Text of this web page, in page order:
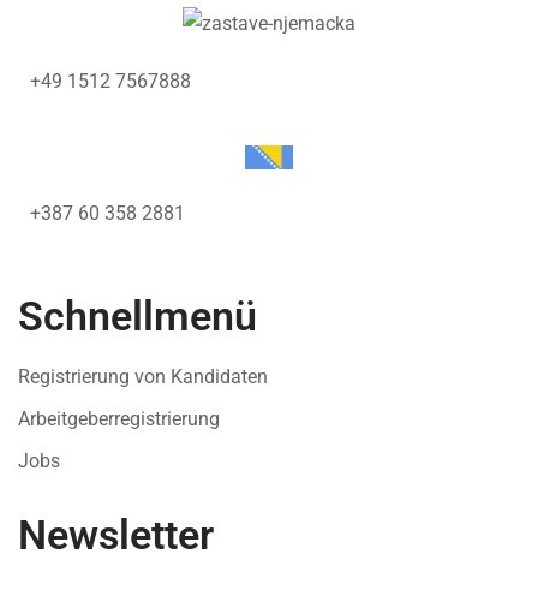
+49 1512 7567888
+387 60 358 2881
Schnellmenü
Registrierung von Kandidaten
Arbeitgeberregistrierung
Jobs
Newsletter